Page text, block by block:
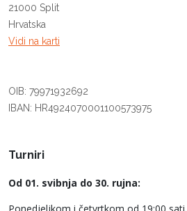
21000 Split
Hrvatska
Vidi na karti
OIB: 79971932692
IBAN: HR4924070001100573975
Turniri
Od 01. svibnja do 30. rujna: